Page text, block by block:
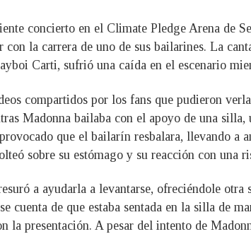
concierto en el Climate Pledge Arena de
con la carrera de uno de sus bailarines. La
Carti, sufrió una caída en el escenario
compartidos por los fans que pudieron
Madonna bailaba con el apoyo de una
que el bailarín resbalara, llevando
sobre su estómago y su reacción con una
a ayudarla a levantarse, ofreciéndole
cuenta de que estaba sentada en la silla de
la presentación. A pesar del intento de